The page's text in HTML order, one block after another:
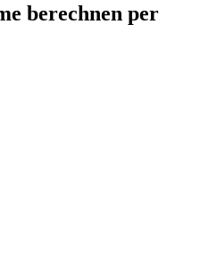
berechnen per